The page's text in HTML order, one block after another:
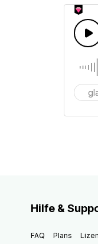
Hilfe &
FAQ Plans